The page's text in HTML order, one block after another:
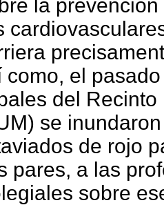
la prevención
como, el
del
se
de rojo
pares, a las
sobre